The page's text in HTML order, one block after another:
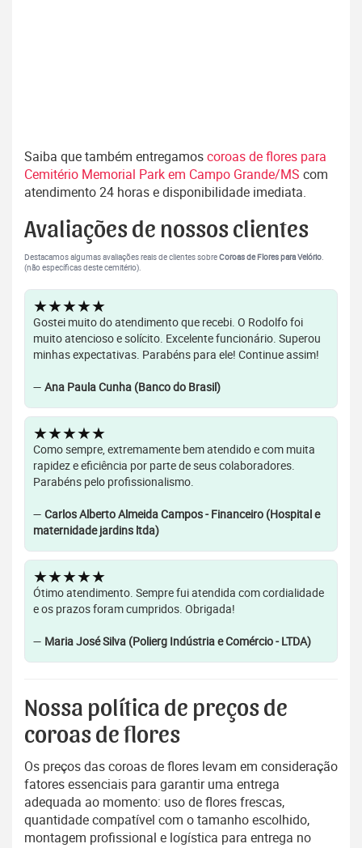
Saiba que também entregamoscoroas de flores para
Cemitério Memorial Park em Campo Grande/MS com
atendimento 24 horas e disponibilidade imediata.
Avaliações de nossos clientes
Destacamos algumas avaliações reais de clientes sobreCoroas de Flores para Velório.
(não específicas deste cemitério).
★★★★★
Gostei muito do atendimento que recebi. O Rodolfo foi
muito atencioso e solícito. Excelente funcionário. Superou
minhas expectativas. Parabéns para ele! Continue assim!
— Ana Paula Cunha (Banco do Brasil)
★★★★★
Como sempre, extremamente bem atendido e com muita
rapidez e eficiência por parte de seus colaboradores.
Parabéns pelo profissionalismo.
— Carlos Alberto Almeida Campos - Financeiro (Hospital e
maternidade jardins ltda)
★★★★★
Ótimo atendimento. Sempre fui atendida com cordialidade
e os prazos foram cumpridos. Obrigada!
— Maria José Silva (Polierg Indústria e Comércio - LTDA)
Nossa política de preços de
coroas de flores
Os preços das coroas de flores levam em consideração
fatores essenciais para garantir uma entrega
adequada ao momento: uso de flores frescas,
quantidade compatível com o tamanho escolhido,
montagem profissional e logística para entrega no